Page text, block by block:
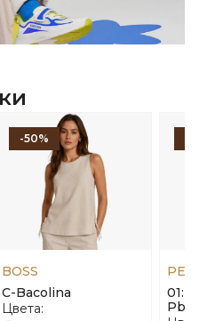
-50%
BOSS
С-Bacolina
Цвета:
01: